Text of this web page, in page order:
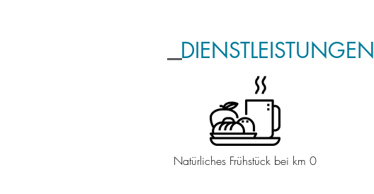
DIENSTLEISTUNGEN
Natürliches Frühstück bei km 0